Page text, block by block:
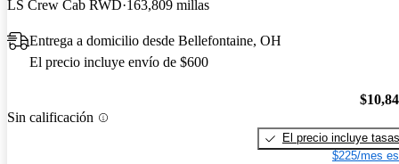
LS Crew Cab RWD 163,809 millas
Entrega a domicilio desde Bellefontaine, OH
El precio incluye envío de $600
Sin calificación
El precio incluye tasas
$225/mes